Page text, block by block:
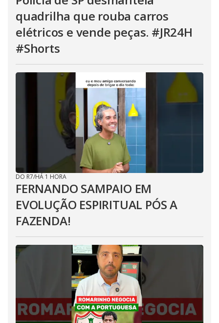
quadrilha que rouba carros
elétricos e vende peças. #JR24H
#Shorts
DO R7/HÁ 1 HORA
FERNANDO SAMPAIO EM
EVOLUÇÃO ESPIRITUAL PÓS A
FAZENDA!